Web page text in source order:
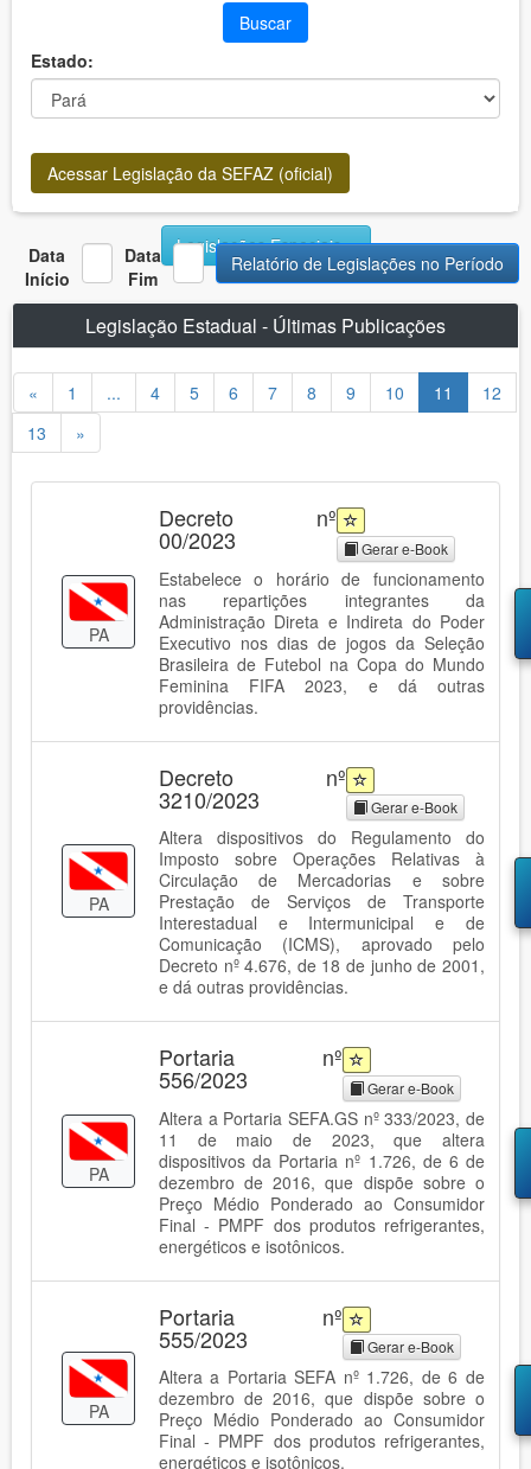
Buscar
Estado:
Acessar Legislação da SEFAZ (oficial)
Legislações Especiais
Data
Início
Data
Fim
Relatório de Legislações no Período
Legislação Estadual - Últimas Publicações
« 1 ... 4 5 6 7 8 9 10 11
12
13
»
PA
Decreto nº
00/2023 Gerar e-Book
Estabelece o horário de funcionamento
nas repartições integrantes da
Administração Direta e Indireta do Poder
Executivo nos dias de jogos da Seleção
Brasileira de Futebol na Copa do Mundo
Feminina FIFA 2023, e dá outras
providências.
PA
Decreto nº
3210/2023 Gerar e-Book
Altera dispositivos do Regulamento do
Imposto sobre Operações Relativas à
Circulação de Mercadorias e sobre
Prestação de Serviços de Transporte
Interestadual e Intermunicipal e de
Comunicação (ICMS), aprovado pelo
Decreto nº 4.676, de 18 de junho de 2001,
e dá outras providências.
PA
Portaria nº
556/2023 Gerar e-Book
Altera a Portaria SEFA.GS nº 333/2023, de
11 de maio de 2023, que altera
dispositivos da Portaria nº 1.726, de 6 de
dezembro de 2016, que dispõe sobre o
Preço Médio Ponderado ao Consumidor
Final - PMPF dos produtos refrigerantes,
energéticos e isotônicos.
PA
Portaria nº
555/2023 Gerar e-Book
Altera a Portaria SEFA nº 1.726, de 6 de
dezembro de 2016, que dispõe sobre o
Preço Médio Ponderado ao Consumidor
Final - PMPF dos produtos refrigerantes,
energéticos e isotônicos.